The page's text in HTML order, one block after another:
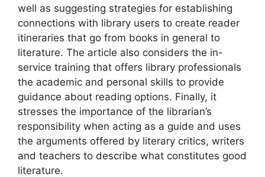
well as suggesting strategies for establishing
connections with library users to create reader
itineraries that go from books in general to
literature. The article also considers the in-
service training that offers library professionals
the academic and personal skills to provide
guidance about reading options. Finally, it
stresses the importance of the librarian’s
responsibility when acting as a guide and uses
the arguments offered by literary critics, writers
and teachers to describe what constitutes good
literature.